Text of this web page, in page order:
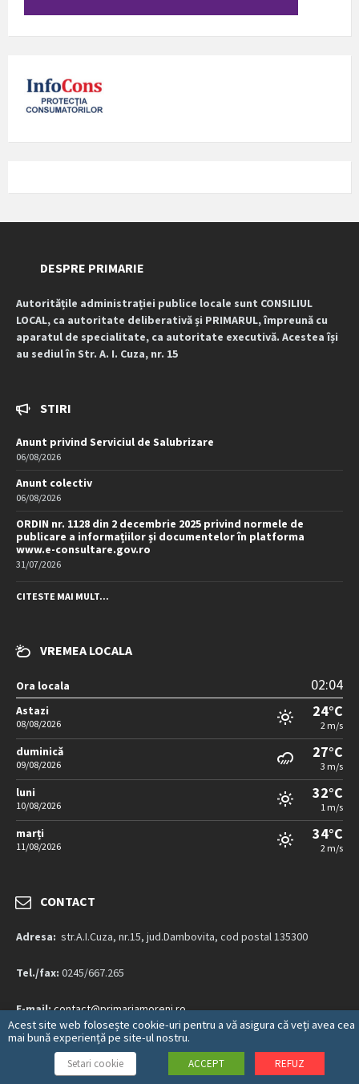
DESPRE PRIMARIE
Autoritățile administrației publice locale sunt CONSILIUL
LOCAL, ca autoritate deliberativă și PRIMARUL, împreună cu
aparatul de specialitate, ca autoritate executivă. Acestea își
au sediul în Str. A. I. Cuza, nr. 15
STIRI
Anunt privind Serviciul de Salubrizare
06/08/2026
Anunt colectiv
06/08/2026
ORDIN nr. 1128 din 2 decembrie 2025 privind normele de
publicare a informațiilor și documentelor în platforma
www.e-consultare.gov.ro
31/07/2026
CITESTE MAI MULT...
VREMEA LOCALA
Ora locala 02:04
Astazi
08/08/2026
24°C
2 m/s
duminică
09/08/2026
27°C
3 m/s
luni
10/08/2026
32°C
1 m/s
marți
11/08/2026
34°C
2 m/s
CONTACT
Adresa: str.A.I.Cuza, nr.15, jud.Dambovita, cod postal 135300
Tel./fax: 0245/667.265
E-mail:contact@primariamoreni.ro
Mai multe detalii…
Acest site web folosește cookie-uri pentru a vă asigura că veți avea cea
mai bună experiență pe site-ul nostru.
Setari cookie ACCEPT REFUZ